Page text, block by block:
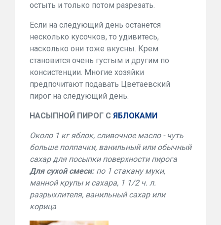
остыть и только потом разрезать.
Если на следующий день останется
несколько кусочков, то удивитесь,
насколько они тоже вкусны. Крем
становится очень густым и другим по
консистенции. Многие хозяйки
предпочитают подавать Цветаевский
пирог на следующий день.
НАСЫПНОЙ ПИРОГ С ЯБЛОКАМИ
Около 1 кг яблок, сливочное масло - чуть
больше полпачки, ванильный или обычный
сахар для посыпки поверхности пирога
Для сухой смеси:по 1 стакану муки,
манной крупы и сахара, 1 1/2 ч. л.
разрыхлителя, ванильный сахар или
корица